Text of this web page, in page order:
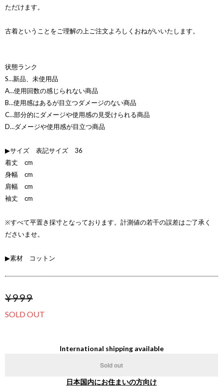
ただけます。
古着ということをご理解の上ご注文よろしくおねがいいたします。
状態ランク
S…新品、未使用品
A…使用回数の感じられない商品
B…使用感はあるが目立つダメージのない商品
C…部分的にダメージや使用感の見受けられる商品
D…ダメージや使用感が目立つ商品
▶サイズ 表記サイズ 36
着丈 cm
身幅 cm
肩幅 cm
袖丈 cm
※すべて平置き採寸となっております。計測値の若干の誤差はご了承く
ださいませ。
▶素材 コットン
¥999
SOLD OUT
International shipping available
Sold out
日本国内にお住まいの方向け